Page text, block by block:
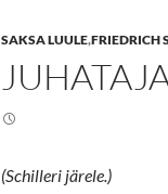
o
w
(
O
o
F
a
k
(
SAKSA LUULE,FRIEDRICH
(Schilleri järele.)